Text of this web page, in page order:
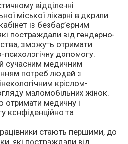
відділенні
міської лікарні відкрили
із безбар’єрним
постраждали від гендерно-
зможуть отримати
психологічну допомогу.
сучасним медичним
потреб людей з
кріслом-
маломобільних жінок.
отримати медичну і
конфіденційно та
стають першими, до
які постраждали від